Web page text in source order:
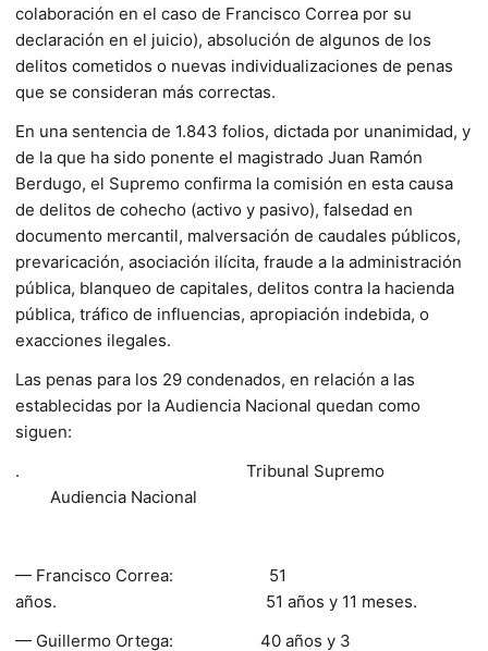
colaboración en el caso de Francisco Correa por su
declaración en el juicio), absolución de algunos de los
delitos cometidos o nuevas individualizaciones de penas
que se consideran más correctas.
En una sentencia de 1.843 folios, dictada por unanimidad, y
de la que ha sido ponente el magistrado Juan Ramón
Berdugo, el Supremo confirma la comisión en esta causa
de delitos de cohecho (activo y pasivo), falsedad en
documento mercantil, malversación de caudales públicos,
prevaricación, asociación ilícita, fraude a la administración
pública, blanqueo de capitales, delitos contra la hacienda
pública, tráfico de influencias, apropiación indebida, o
exacciones ilegales.
Las penas para los 29 condenados, en relación a las
establecidas por la Audiencia Nacional quedan como
siguen:
. Tribunal Supremo
Audiencia Nacional
— Francisco Correa: 51
años. 51 años y 11 meses.
— Guillermo Ortega: 40 años y 3